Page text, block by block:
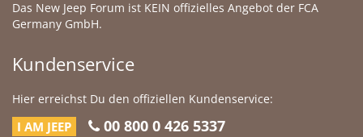
Das New Jeep Forum ist KEIN offizielles Angebot der FCA
Germany GmbH.
Kundenservice
Hier erreichst Du den offiziellen Kundenservice:
I AM JEEP 00 800 0 426 5337